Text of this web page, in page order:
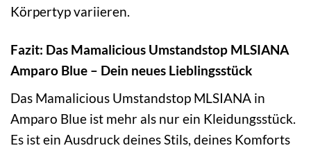
Körpertyp variieren.
Fazit: Das Mamalicious Umstandstop MLSIANA
Amparo Blue – Dein neues Lieblingsstück
Das Mamalicious Umstandstop MLSIANA in
Amparo Blue ist mehr als nur ein Kleidungsstück.
Es ist ein Ausdruck deines Stils, deines Komforts